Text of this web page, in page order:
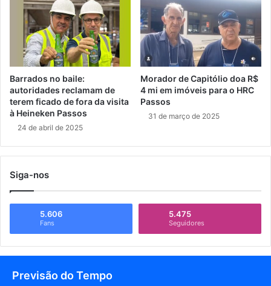
Barrados no baile:
autoridades reclamam de
terem ficado de fora da visita
à Heineken Passos
24 de abril de 2025
Morador de Capitólio doa R$
4 mi em imóveis para o HRC
Passos
31 de março de 2025
Siga-nos
5.606
Fans
5.475
Seguidores
Previsão do Tempo